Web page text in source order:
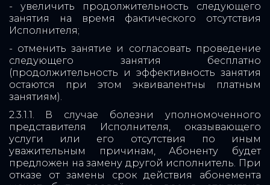
- увеличить продолжительность следующего
занятия на время фактического отсутствия
Исполнителя;
- отменить занятие и согласовать проведение
следующего занятия бесплатно
(продолжительность и эффективность занятия
остаются при этом эквивалентны платным
занятиям).
2.3.1.1. В случае болезни уполномоченного
представителя Исполнителя, оказывающего
услуги или его отсутствия по иным
уважительным причинам, Абоненту будет
предложен на замену другой исполнитель. При
отказе от замены срок действия абонемента